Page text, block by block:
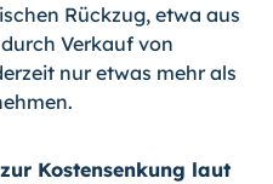
Rückzug, etwa aus
Verkauf von
nur etwas mehr als
Kostensenkung laut